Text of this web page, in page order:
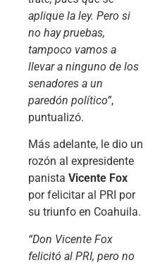
aplique la ley. Pero si
no hay pruebas,
tampoco vamos a
llevar a ninguno de los
senadores a un
paredón político”,
puntualizó.
Más adelante, le dio un
rozón al expresidente
panista Vicente Fox
por felicitar al PRI por
su triunfo en Coahuila.
“Don Vicente Fox
felicitó al PRI, pero no